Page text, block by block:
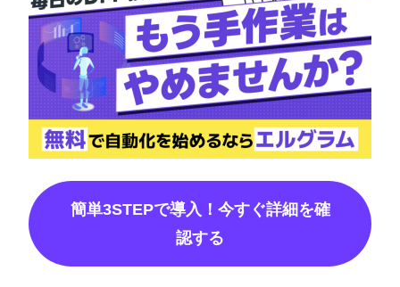
簡単3STEPで導入！今すぐ詳細を確
認する